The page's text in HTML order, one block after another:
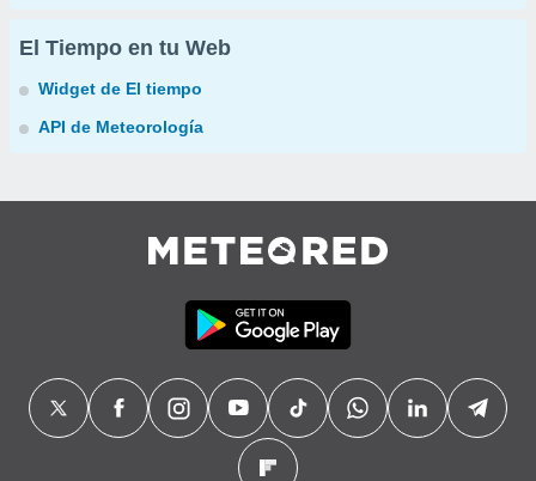
El Tiempo en tu Web
Widget de El tiempo
API de Meteorología